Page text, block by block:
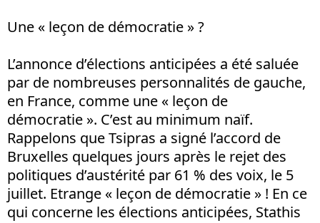
Une « leçon de démocratie » ?
L’annonce d’élections anticipées a été saluée
par de nombreuses personnalités de gauche,
en France, comme une « leçon de
démocratie ». C’est au minimum naïf.
Rappelons que Tsipras a signé l’accord de
Bruxelles quelques jours après le rejet des
politiques d’austérité par 61 % des voix, le 5
juillet. Etrange « leçon de démocratie » ! En ce
qui concerne les élections anticipées, Stathis